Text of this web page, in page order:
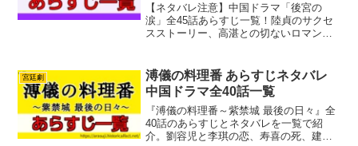
【ネタバレ注意】中国ドラマ「後宮の
涙」全45話あらすじ一覧！陸貞のサクセ
スストーリー、高湛との切ないロマン
します。
宮廷劇
溥儀の料理番 あらすじネタバレ
中国ドラマ全40話一覧
『溥儀の料理番～紫禁城 最後の日々』全
40話のあらすじとネタバレを一覧で紹
介。劉容児と李琪の恋、寿喜の死、建福